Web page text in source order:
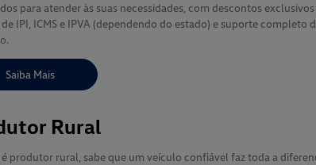
para atender às suas necessidades, com descontos exclusivos
IPI, ICMS e IPVA (dependendo do estado) e suporte completo
Saiba Mais
Rural
é produtor rural, sabe que um veículo confiável faz toda a